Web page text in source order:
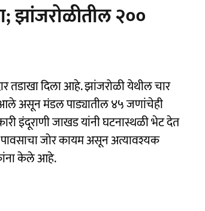
झांजरोळीतील २००
तडाखा दिला आहे. झांजरोळी येथील चार
आले असून मंडल पाड्यातील ४५ जणांचेही
इंदूराणी जाखड यांनी घटनास्थळी भेट देत
पावसाचा जोर कायम असून अत्यावश्यक
केले आहे.